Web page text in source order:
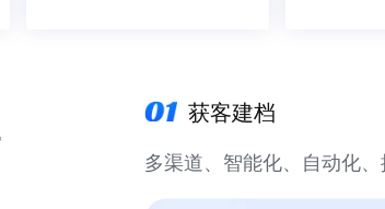
获客建档
多渠道、智能化、自动化